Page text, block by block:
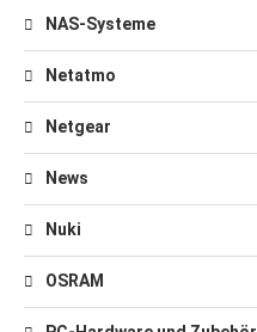
NAS-Systeme
Netatmo
Netgear
News
Nuki
OSRAM